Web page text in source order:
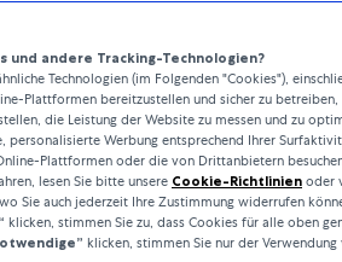
und andere Tracking-Technologien?
Technologien (im Folgenden "Cookies"),
Plattformen bereitzustellen und sicher zu betreiben,
die Leistung der Website zu messen und zu
personalisierte Werbung entsprechend Ihrer
Plattformen oder die von Drittanbietern
lesen Sie bitte unsere Cookie-Richtlinien oder
Sie auch jederzeit Ihre Zustimmung widerrufen
klicken, stimmen Sie zu, dass Cookies für alle oben
klicken, stimmen Sie nur der